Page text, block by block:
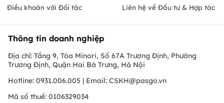
Điều khoản với Đối tác
Liên hệ về Đầu tư & Hợp tác
Thông tin doanh nghiệp
Địa chỉ: Tầng 9, Tòa Minori, Số 67A Trương Định, Phường
Trương Định, Quận Hai Bà Trưng, Hà Nội
Hotline: 0931.006.005 | Email: CSKH@pasgo.vn
Mã số thuế: 0106329034